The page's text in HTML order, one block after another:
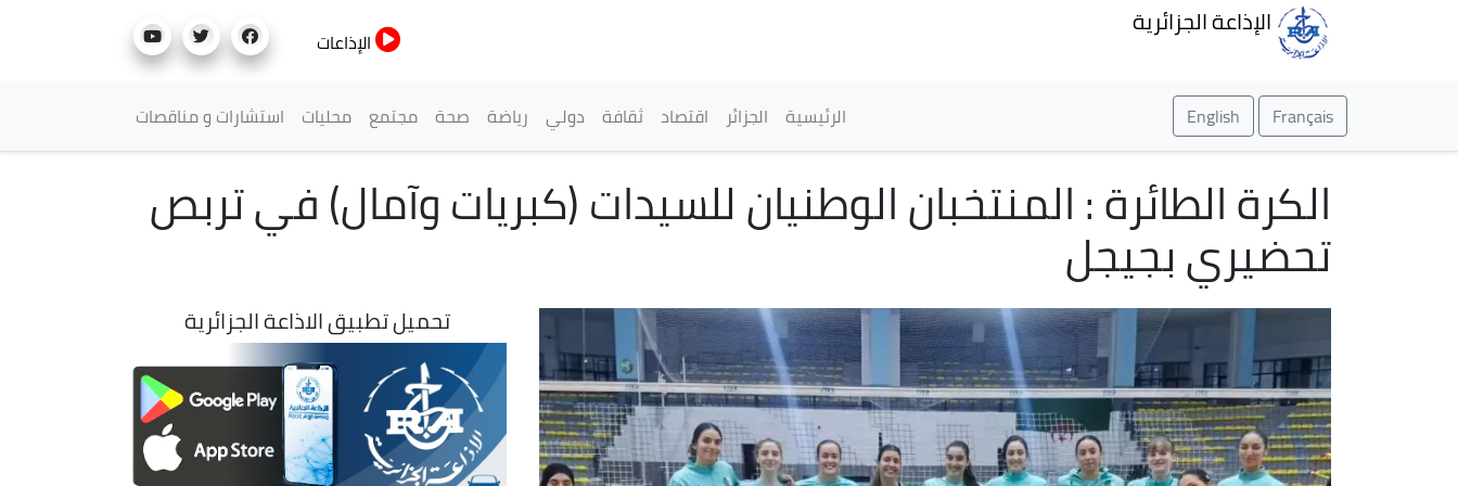
الإذاعة الجزائرية
الإذاعات
Français
English القائمة الرئيسية
الرئيسية الجزائر اقتصاد ثقافة دولي رياضة صحة مجتمع محليات استشارات و مناقصات
الكرة الطائرة : المنتخبان الوطنيان للسيدات (كبريات وآمال) في تربص
تحضيري بجيجل
تحميل تطبيق الاذاعة الجزائرية